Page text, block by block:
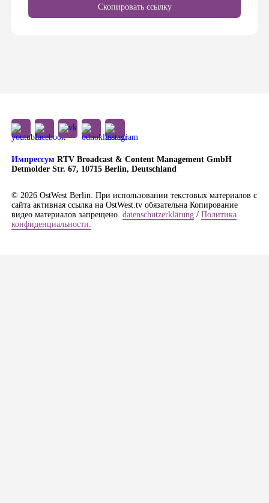
Скопировать ссылку
Импрессум RTV Broadcast & Content Management GmbH
Detmolder Str. 67, 10715 Berlin, Deutschland
© 2026 OstWest Berlin. При использовании текстовых материалов с
сайта активная ссылка на OstWest.tv обязательна Копирование
видео материалов запрещено. datenschutzerklärung/ Политика
конфиденциальности.